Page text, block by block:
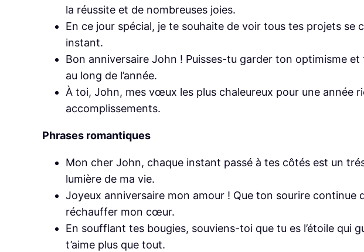
la réussite et de nombreuses joies.
En ce jour spécial, je te souhaite de voir tous tes projets se
instant.
Bon anniversaire John ! Puisses-tu garder ton optimisme
au long de l’année.
À toi, John, mes vœux les plus chaleureux pour une année
accomplissements.
Phrases romantiques
Mon cher John, chaque instant passé à tes côtés est un
lumière de ma vie.
Joyeux anniversaire mon amour ! Que ton sourire continue
réchauffer mon cœur.
En soufflant tes bougies, souviens-toi que tu es l’étoile qui
t’aime plus que tout.